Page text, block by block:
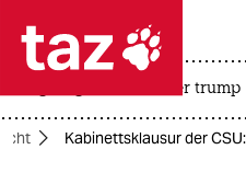
 taz
taz zahl ich
usa unter trump
Kabinettsklausur der